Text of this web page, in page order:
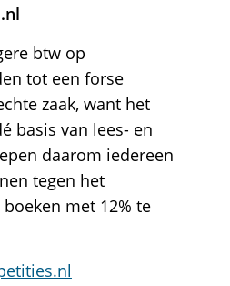
btw op
tot een forse
zaak, want het
basis van lees- en
daarom iedereen
tegen het
met 12% te